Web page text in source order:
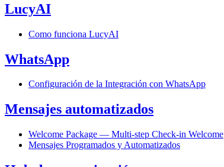
LucyAI
Como funciona LucyAI
WhatsApp
Configuración de la Integración con WhatsApp
Mensajes automatizados
Welcome Package — Multi-step Check-in Welcome
Mensajes Programados y Automatizados